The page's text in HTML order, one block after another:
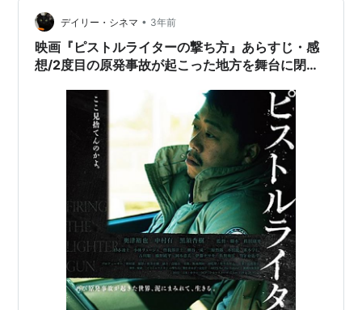
デイリー・シネマ • 3年前
映画『ピストルライターの撃ち方』あらすじ・感
想/2度目の原発事故が起こった地方を舞台に閉塞